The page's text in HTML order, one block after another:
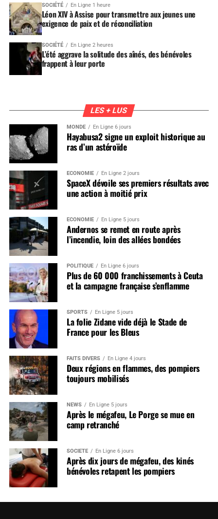
SOCIÉTÉ En Ligne 1 heure
Léon XIV à Assise pour transmettre aux jeunes une
exigence de paix et de réconciliation
SOCIÉTÉ En Ligne 2 heures
L’été aggrave la solitude des aînés, des bénévoles
frappent à leur porte
LES + LUS
MONDE En Ligne 6 jours
Hayabusa2 signe un exploit historique au
ras d’un astéroïde
ÉCONOMIE En Ligne 2 jours
SpaceX dévoile ses premiers résultats avec
une action à moitié prix
ÉCONOMIE En Ligne 5 jours
Andernos se remet en route après
l’incendie, loin des allées bondées
POLITIQUE En Ligne 6 jours
Plus de 60 000 franchissements à Ceuta
et la campagne française s’enflamme
SPORTS En Ligne 5 jours
La folie Zidane vide déjà le Stade de
France pour les Bleus
FAITS DIVERS En Ligne 4 jours
Deux régions en flammes, des pompiers
toujours mobilisés
NEWS En Ligne 5 jours
Après le mégafeu, Le Porge se mue en
camp retranché
SOCIÉTÉ En Ligne 6 jours
Après dix jours de mégafeu, des kinés
bénévoles retapent les pompiers